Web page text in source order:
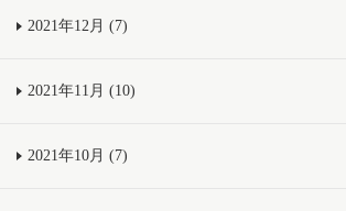
2021年12月 (7)
2021年11月 (10)
2021年10月 (7)